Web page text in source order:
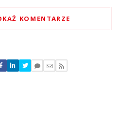
KOMENTARZE
znaleziono komentarzy
swoje komentarze